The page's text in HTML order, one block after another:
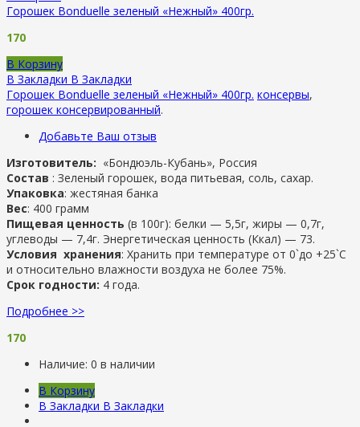
Горошек Bonduelle зеленый «Нежный» 400гр.
170
В Корзину
В Закладки В Закладки
Горошек Bonduelle зеленый «Нежный» 400гр. консервы,
горошек консервированный.
Добавьте Ваш отзыв
Изготовитель: «Бондюэль-Кубань», Россия
Состав : Зеленый горошек, вода питьевая, соль, сахар.
Упаковка: жестяная банка
Вес: 400 грамм
Пищевая ценность (в 100г): белки — 5,5г, жиры — 0,7г,
углеводы — 7,4г. Энергетическая ценность (Ккал) — 73.
Условия хранения: Хранить при температуре от 0`до +25`C
и относительно влажности воздуха не более 75%.
Срок годности: 4 года.
Подробнее >>
170
Наличие: 0 в наличии
В Корзину
В Закладки В Закладки